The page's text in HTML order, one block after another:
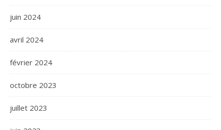
juin 2024
avril 2024
février 2024
octobre 2023
juillet 2023